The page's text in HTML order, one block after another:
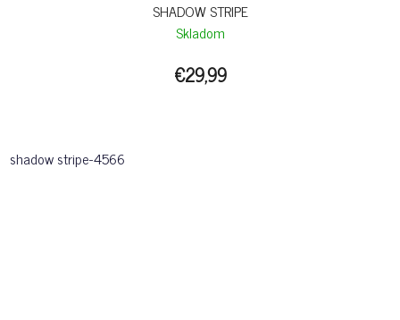
SHADOW STRIPE
Skladom
€29,99
shadow stripe-4566